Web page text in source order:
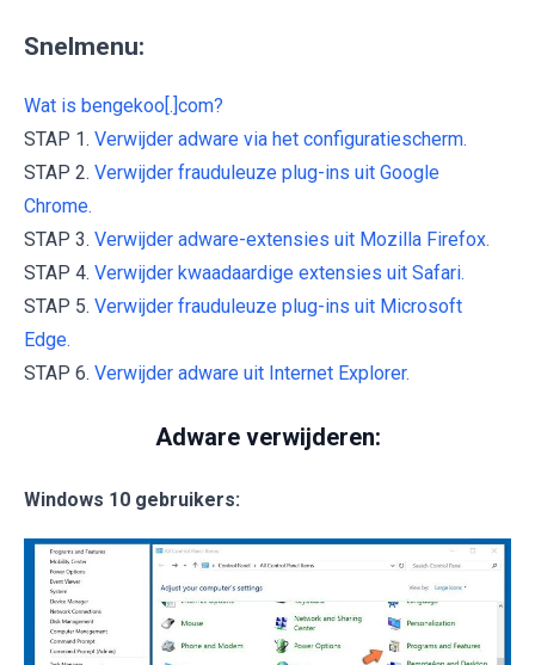
Snelmenu:
Wat is bengekoo[.]com?
STAP 1. Verwijder adware via het configuratiescherm.
STAP 2. Verwijder frauduleuze plug-ins uit Google
Chrome.
STAP 3. Verwijder adware-extensies uit Mozilla Firefox.
STAP 4. Verwijder kwaadaardige extensies uit Safari.
STAP 5. Verwijder frauduleuze plug-ins uit Microsoft
Edge.
STAP 6. Verwijder adware uit Internet Explorer.
Adware verwijderen:
Windows 10 gebruikers: